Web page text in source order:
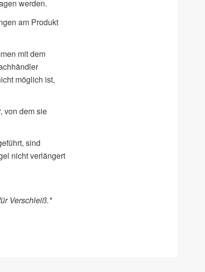
werden.
am Produkt
mit dem
möglich ist,
von dem sie
sind
nicht verlängert
Verschleiß.*